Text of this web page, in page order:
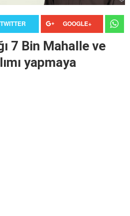
TWITTER GOOGLE+
7 Bin Mahalle ve
yapmaya